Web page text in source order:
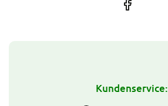
Kundenservice: